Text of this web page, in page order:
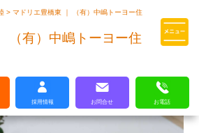
リエはLIXILの厳しい基準を
>マドリエ豊橋東 ｜ （有）中嶋トーヨー住
（有）中嶋トーヨー住
採用情報 お問合せ お電話